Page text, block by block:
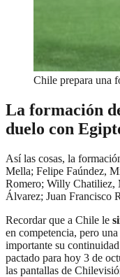
Chile prepara una
La formación
duelo con
Así las cosas, la
Mella; Felipe Faúndez,
Romero; Willy Chatiliez,
Álvarez; Juan Francisco
Recordar que a Chile le
en competencia, pero
importante su
pactado para hoy 3 de
las pantallas de